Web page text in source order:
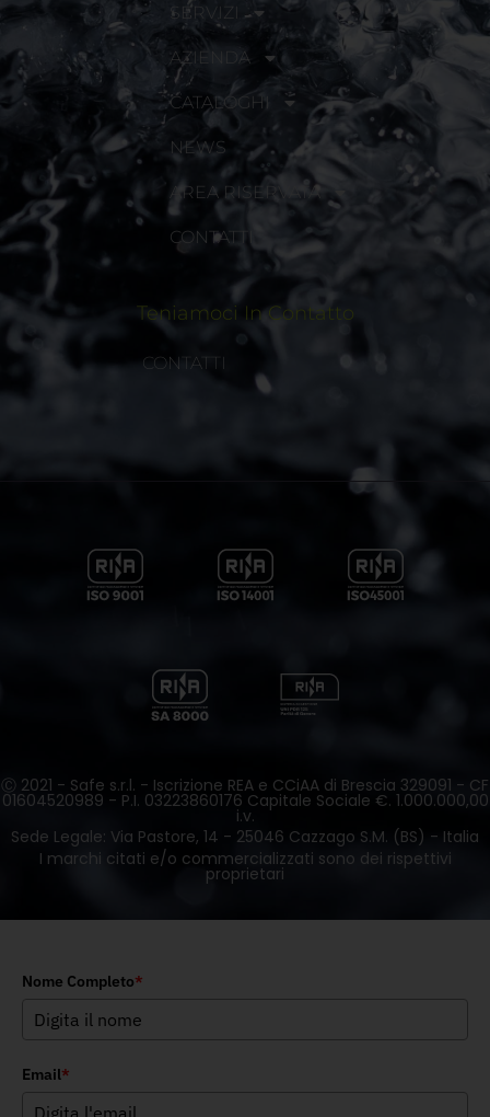
SERVIZI
AZIENDA
CATALOGHI
NEWS
AREA RISERVATA
CONTATTI
Teniamoci In Contatto
CONTATTI
Ⓒ 2021 - Safe s.r.l. - Iscrizione REA e CCiAA di Brescia 329091 - CF
01604520989 - P.I. 03223860176 Capitale Sociale €. 1.000.000,00
i.v.
Sede Legale: Via Pastore, 14 - 25046 Cazzago S.M. (BS) - Italia
I marchi citati e/o commercializzati sono dei rispettivi
proprietari
Nome Completo*
Email*